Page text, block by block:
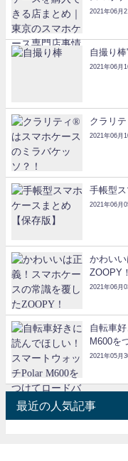
2021年06月
自撮り
2021年06月
クラリ
2021年06月
手帳型ス
2021年06月
かわい
ZOOPY！
2021年06月
自転車
M600を
2021年05月
最近の人気記事